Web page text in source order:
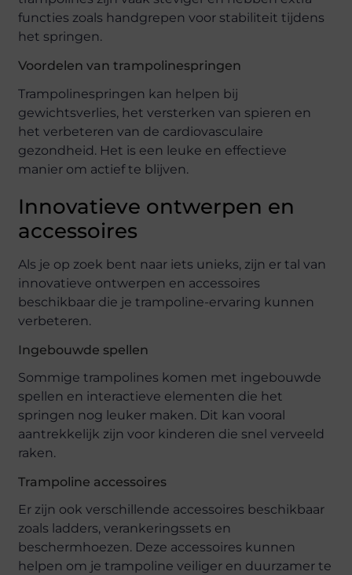
functies zoals handgrepen voor stabiliteit tijdens
het springen.
Voordelen van trampolinespringen
Trampolinespringen kan helpen bij
gewichtsverlies, het versterken van spieren en
het verbeteren van de cardiovasculaire
gezondheid. Het is een leuke en effectieve
manier om actief te blijven.
Innovatieve ontwerpen en
accessoires
Als je op zoek bent naar iets unieks, zijn er tal van
innovatieve ontwerpen en accessoires
beschikbaar die je trampoline-ervaring kunnen
verbeteren.
Ingebouwde spellen
Sommige trampolines komen met ingebouwde
spellen en interactieve elementen die het
springen nog leuker maken. Dit kan vooral
aantrekkelijk zijn voor kinderen die snel verveeld
raken.
Trampoline accessoires
Er zijn ook verschillende accessoires beschikbaar
zoals ladders, verankeringssets en
beschermhoezen. Deze accessoires kunnen
helpen om je trampoline veiliger en duurzamer te